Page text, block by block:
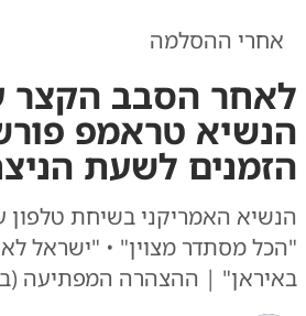
אחרי ההסלמה
לאחר הסבב הקצר
הנשיא טראמפ
הזמנים לשעת
הנשיא האמריקני בשיחת טלפון
"הכל מסתדר מצוין" • "ישראל
באיראן" | ההצהרה המפתיעה